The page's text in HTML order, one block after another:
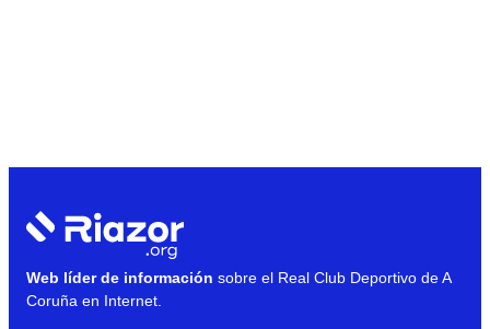
Web líder de información sobre el Real Club Deportivo de A
Coruña en Internet.